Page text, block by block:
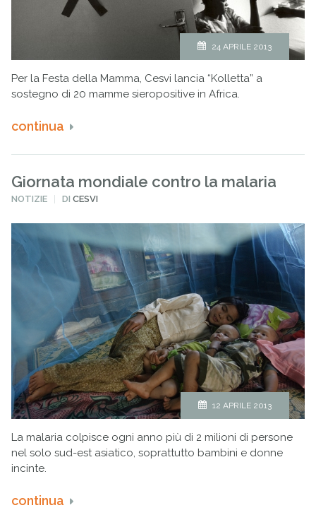
24 APRILE 2013
Per la Festa della Mamma, Cesvi lancia “Kolletta” a
sostegno di 20 mamme sieropositive in Africa.
continua
Giornata mondiale contro la malaria
PUBBLICATO
NOTIZIE DICESVI
12 APRILE 2013
La malaria colpisce ogni anno più di 2 milioni di persone
nel solo sud-est asiatico, soprattutto bambini e donne
incinte.
continua